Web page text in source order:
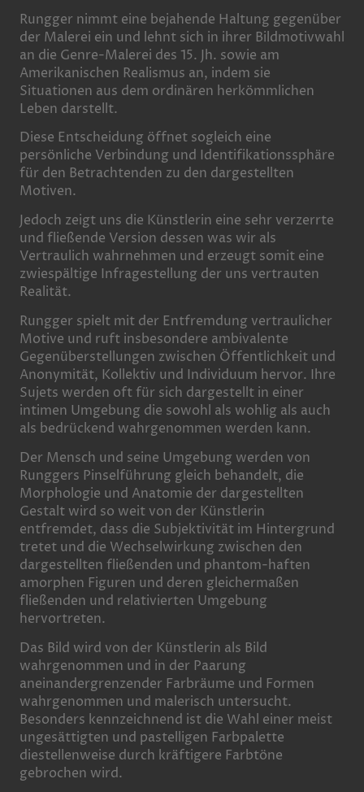
Rungger nimmt eine bejahende Haltung gegenüber
der Malerei ein und lehnt sich in ihrer Bildmotivwahl
an die Genre-Malerei des 15. Jh. sowie am
Amerikanischen Realismus an, indem sie
Situationen aus dem ordinären herkömmlichen
Leben darstellt.
Diese Entscheidung öffnet sogleich eine
persönliche Verbindung und Identifikationssphäre
für den Betrachtenden zu den dargestellten
Motiven.
Jedoch zeigt uns die Künstlerin eine sehr verzerrte
und fließende Version dessen was wir als
Vertraulich wahrnehmen und erzeugt somit eine
zwiespältige Infragestellung der uns vertrauten
Realität.
Rungger spielt mit der Entfremdung vertraulicher
Motive und ruft insbesondere ambivalente
Gegenüberstellungen zwischen Öffentlichkeit und
Anonymität, Kollektiv und Individuum hervor. Ihre
Sujets werden oft für sich dargestellt in einer
intimen Umgebung die sowohl als wohlig als auch
als bedrückend wahrgenommen werden kann.
Der Mensch und seine Umgebung werden von
Runggers Pinselführung gleich behandelt, die
Morphologie und Anatomie der dargestellten
Gestalt wird so weit von der Künstlerin
entfremdet, dass die Subjektivität im Hintergrund
tretet und die Wechselwirkung zwischen den
dargestellten fließenden und phantom-haften
amorphen Figuren und deren gleichermaßen
fließenden und relativierten Umgebung
hervortreten.
Das Bild wird von der Künstlerin als Bild
wahrgenommen und in der Paarung
aneinandergrenzender Farbräume und Formen
wahrgenommen und malerisch untersucht.
Besonders kennzeichnend ist die Wahl einer meist
ungesättigten und pastelligen Farbpalette
diestellenweise durch kräftigere Farbtöne
gebrochen wird.